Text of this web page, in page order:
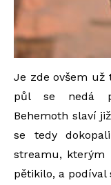
Je zde ovšem už
půl se nedá
Behemoth slaví
se tedy
streamu, kterým
pětikilo, a podíval